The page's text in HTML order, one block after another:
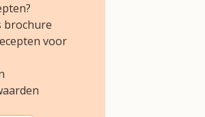
brochure
voor